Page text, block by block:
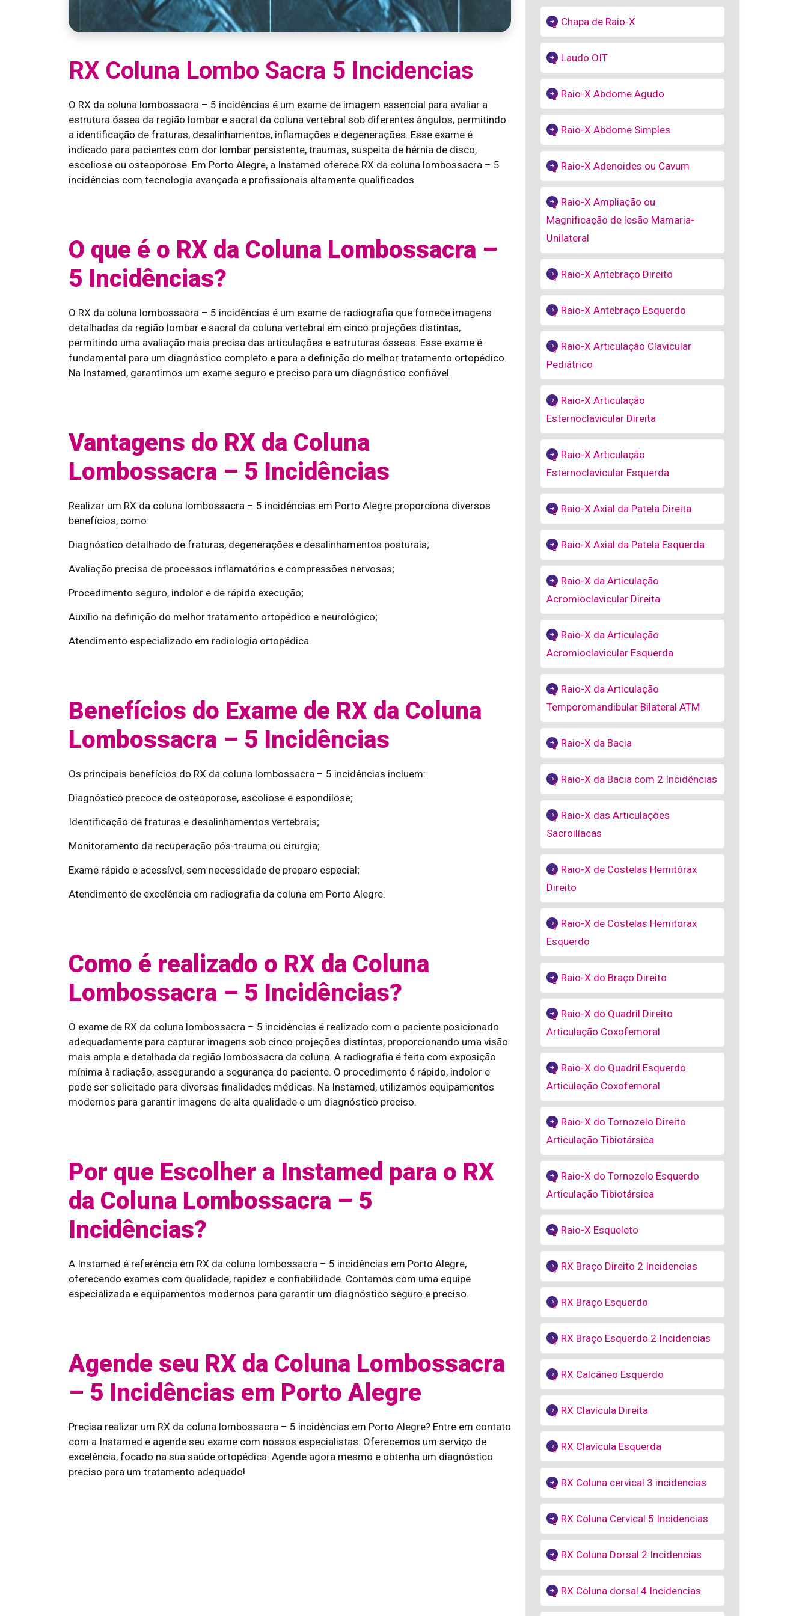
RX Coluna Lombo Sacra 5 Incidencias
O RX da coluna lombossacra – 5 incidências é um exame de imagem essencial para avaliar a
estrutura óssea da região lombar e sacral da coluna vertebral sob diferentes ângulos, permitindo
a identificação de fraturas, desalinhamentos, inflamações e degenerações. Esse exame é
indicado para pacientes com dor lombar persistente, traumas, suspeita de hérnia de disco,
escoliose ou osteoporose. Em Porto Alegre, a Instamed oferece RX da coluna lombossacra – 5
incidências com tecnologia avançada e profissionais altamente qualificados.
O que é o RX da Coluna Lombossacra –
5 Incidências?
O RX da coluna lombossacra – 5 incidências é um exame de radiografia que fornece imagens
detalhadas da região lombar e sacral da coluna vertebral em cinco projeções distintas,
permitindo uma avaliação mais precisa das articulações e estruturas ósseas. Esse exame é
fundamental para um diagnóstico completo e para a definição do melhor tratamento ortopédico.
Na Instamed, garantimos um exame seguro e preciso para um diagnóstico confiável.
Vantagens do RX da Coluna
Lombossacra – 5 Incidências
Realizar um RX da coluna lombossacra – 5 incidências em Porto Alegre proporciona diversos
benefícios, como:
Diagnóstico detalhado de fraturas, degenerações e desalinhamentos posturais;
Avaliação precisa de processos inflamatórios e compressões nervosas;
Procedimento seguro, indolor e de rápida execução;
Auxílio na definição do melhor tratamento ortopédico e neurológico;
Atendimento especializado em radiologia ortopédica.
Benefícios do Exame de RX da Coluna
Lombossacra – 5 Incidências
Os principais benefícios do RX da coluna lombossacra – 5 incidências incluem:
Diagnóstico precoce de osteoporose, escoliose e espondilose;
Identificação de fraturas e desalinhamentos vertebrais;
Monitoramento da recuperação pós-trauma ou cirurgia;
Exame rápido e acessível, sem necessidade de preparo especial;
Atendimento de excelência em radiografia da coluna em Porto Alegre.
Como é realizado o RX da Coluna
Lombossacra – 5 Incidências?
O exame de RX da coluna lombossacra – 5 incidências é realizado com o paciente posicionado
adequadamente para capturar imagens sob cinco projeções distintas, proporcionando uma visão
mais ampla e detalhada da região lombossacra da coluna. A radiografia é feita com exposição
mínima à radiação, assegurando a segurança do paciente. O procedimento é rápido, indolor e
pode ser solicitado para diversas finalidades médicas. Na Instamed, utilizamos equipamentos
modernos para garantir imagens de alta qualidade e um diagnóstico preciso.
Por que Escolher a Instamed para o RX
da Coluna Lombossacra – 5
Incidências?
A Instamed é referência em RX da coluna lombossacra – 5 incidências em Porto Alegre,
oferecendo exames com qualidade, rapidez e confiabilidade. Contamos com uma equipe
especializada e equipamentos modernos para garantir um diagnóstico seguro e preciso.
Agende seu RX da Coluna Lombossacra
– 5 Incidências em Porto Alegre
Precisa realizar um RX da coluna lombossacra – 5 incidências em Porto Alegre? Entre em contato
com a Instamed e agende seu exame com nossos especialistas. Oferecemos um serviço de
excelência, focado na sua saúde ortopédica. Agende agora mesmo e obtenha um diagnóstico
preciso para um tratamento adequado!
Chapa de Raio-X
Laudo OIT
Raio-X Abdome Agudo
Raio-X Abdome Simples
Raio-X Adenoides ou Cavum
Raio-X Ampliação ou
Magnificação de lesão Mamaria-
Unilateral
Raio-X Antebraço Direito
Raio-X Antebraço Esquerdo
Raio-X Articulação Clavicular
Pediátrico
Raio-X Articulação
Esternoclavicular Direita
Raio-X Articulação
Esternoclavicular Esquerda
Raio-X Axial da Patela Direita
Raio-X Axial da Patela Esquerda
Raio-X da Articulação
Acromioclavicular Direita
Raio-X da Articulação
Acromioclavicular Esquerda
Raio-X da Articulação
Temporomandibular Bilateral ATM
Raio-X da Bacia
Raio-X da Bacia com 2 Incidências
Raio-X das Articulações
Sacroilíacas
Raio-X de Costelas Hemitórax
Direito
Raio-X de Costelas Hemitorax
Esquerdo
Raio-X do Braço Direito
Raio-X do Quadril Direito
Articulação Coxofemoral
Raio-X do Quadril Esquerdo
Articulação Coxofemoral
Raio-X do Tornozelo Direito
Articulação Tibiotársica
Raio-X do Tornozelo Esquerdo
Articulação Tibiotársica
Raio-X Esqueleto
RX Braço Direito 2 Incidencias
RX Braço Esquerdo
RX Braço Esquerdo 2 Incidencias
RX Calcâneo Esquerdo
RX Clavícula Direita
RX Clavícula Esquerda
RX Coluna cervical 3 incidencias
RX Coluna Cervical 5 Incidencias
RX Coluna Dorsal 2 Incidencias
RX Coluna dorsal 4 Incidencias